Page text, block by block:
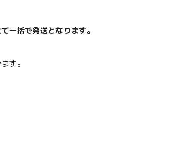
一括で発送となります。
す。